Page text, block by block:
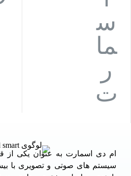
ام دی اسمارت به عنوان یکی از
سیستم های صوتی و تصویری با بیش